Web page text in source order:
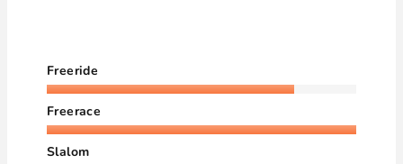
Freeride
Freerace
Slalom